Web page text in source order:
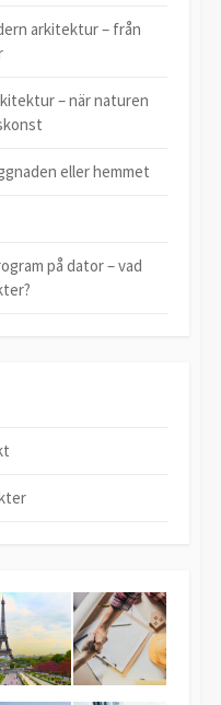
arkitektur – från
– när naturen
eller hemmet
på dator – vad